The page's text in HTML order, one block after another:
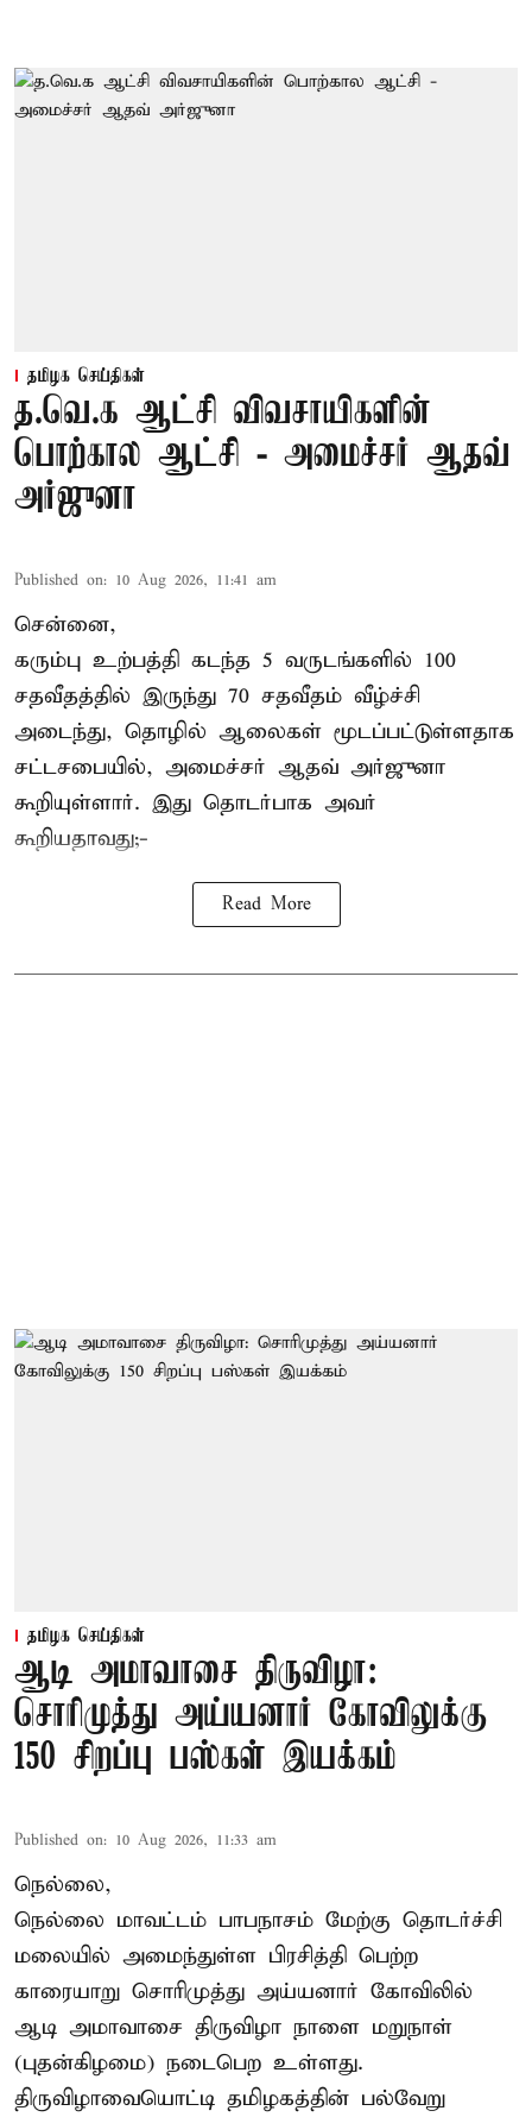
தமிழக செய்திகள்
த.வெ.க ஆட்சி விவசாயிகளின்
பொற்கால ஆட்சி - அமைச்சர் ஆதவ்
அர்ஜுனா
Published on: 10 Aug 2026, 11:41 am
சென்னை,
கரும்பு உற்பத்தி கடந்த 5 வருடங்களில் 100
சதவீதத்தில் இருந்து 70 சதவீதம் வீழ்ச்சி
அடைந்து, தொழில் ஆலைகள் மூடப்பட்டுள்ளதாக
சட்டசபையில், அமைச்சர் ஆதவ் அர்ஜுனா
கூறியுள்ளார். இது தொடர்பாக அவர்
கூறியதாவது;-
Read More
தமிழக செய்திகள்
ஆடி அமாவாசை திருவிழா:
சொரிமுத்து அய்யனார் கோவிலுக்கு
150 சிறப்பு பஸ்கள் இயக்கம்
Published on: 10 Aug 2026, 11:33 am
நெல்லை,
நெல்லை மாவட்டம் பாபநாசம் மேற்கு தொடர்ச்சி
மலையில் அமைந்துள்ள பிரசித்தி பெற்ற
காரையாறு சொரிமுத்து அய்யனார் கோவிலில்
ஆடி அமாவாசை திருவிழா நாளை மறுநாள்
(புதன்கிழமை) நடைபெற உள்ளது.
திருவிழாவையொட்டி தமிழகத்தின் பல்வேறு